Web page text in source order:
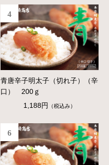
4
青唐辛子明太子（切れ子）（辛
口） 200ｇ
1,188円
（税込み）
6